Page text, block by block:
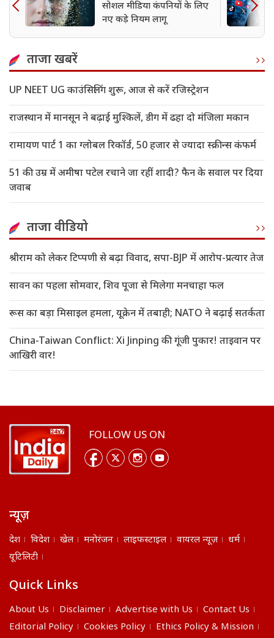
सोशल मीडिया कंपनियों के लिए
नए कड़े नियम लागू
ताजा खबरें
UP NEET UG काउंसिलिंग शुरू, आज से करें रजिस्ट्रेशन
राजस्थान में मानसून ने बढ़ाई मुश्किलें, डीग में ढहा दो मंजिला मकान
रामायण पार्ट 1 का ग्लोबल रिकॉर्ड, 50 हजार से ज्यादा स्क्रीन्स कंफर्म
51 की उम्र में अमीषा पटेल रचाने जा रहीं शादी? फैन के सवाल पर दिया
जवाब
ताजा वीडियो
श्रीराम को लेकर टिप्पणी से बढ़ा विवाद, सपा-BJP में आरोप-प्रत्यार तेज
सावन का पहला सोमवार, शिव पूजा से मिलेगा मनचाहा फल
रूस का बड़ा मिसाइल हमला, यूक्रेन में तबाही; NATO ने बढ़ाई सतर्कता
China-Taiwan Conflict: Xi Jinping की गूंजी पुकार! ताइवान पर
आखिरी वार!
FOLLOW US ON
न्यूज़
देश विदेश खेल मनोरंजन लाइफस्टाइल वायरल न्यूज़
धर्म
यूटिलिटी
Quick Links
About Us Disclaimer Advertise with Us
Contact Us
Editorial Policy
Cookies Policy Ethics Policy & Mission